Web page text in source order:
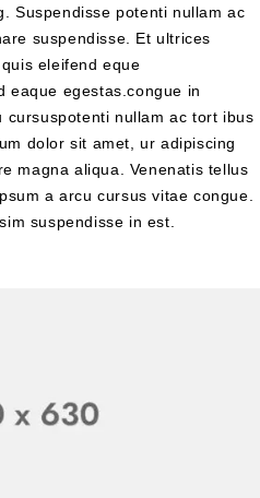
Suspendisse potenti nullam ac
suspendisse. Et ultrices
eleifend eque
eaque egestas.congue in
nullam ac tort ibus
dolor sit amet, ur adipiscing
magna aliqua. Venenatis tellus
a arcu cursus vitae congue.
suspendisse in est.